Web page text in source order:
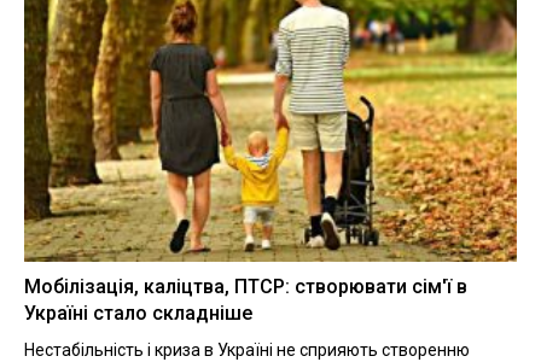
Мобілізація, каліцтва, ПТСР: створювати сім'ї в
Україні стало складніше
Нестабільність і криза в Україні не сприяють створенню